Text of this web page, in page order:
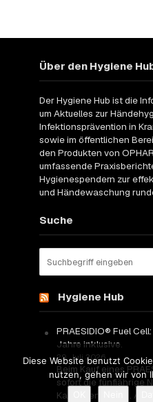
Über den Hygiene
Der Hygiene Hub ist die
um Aktuelles zur
Infektionsprävention in
sowie im öffentlichen
den Produkten von
umfassende
Hygienespendern zur
und Händewaschung
Suche
Hygiene Hub
PRAESIDIO® Fuel
Jahre inklusive.
29. Juli 2026
Beim Kauf eines
sofort die fünfjährige
Kanary enthalten.
Diese Website benutzt
nutzen, gehen wir von